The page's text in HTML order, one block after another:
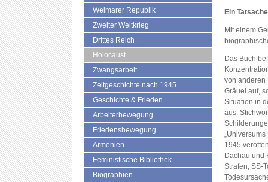
Weimarer Republik
Zweiter Weltkrieg
Drittes Reich
Holocaust
Zwangsarbeit
Zeitgeschichte nach 1945
Geschichte & Frieden
Arbeiterbewegung
Friedensbewegung
Armenien
Feministische Bibliothek
Biographien
Ein
Mit einem
Das Buch
von anderen
Gräuel auf,
Situation in
aus.
1945
Dachau und
Strafen, SS-